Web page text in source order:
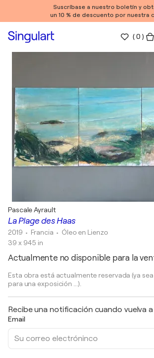
Suscríbase a nuestro boletín y
un 10 % de descuento por nuestra
(0 )
La Plage des Haas
Pascale Ayrault
2019 • Francia • Óleo en Lienzo
39 x 945 in
Actualmente no disponible para la
Esta obra está actualmente reservada (ya
para una exposición ...).
Recibe una notificación cuando vuelva
Email